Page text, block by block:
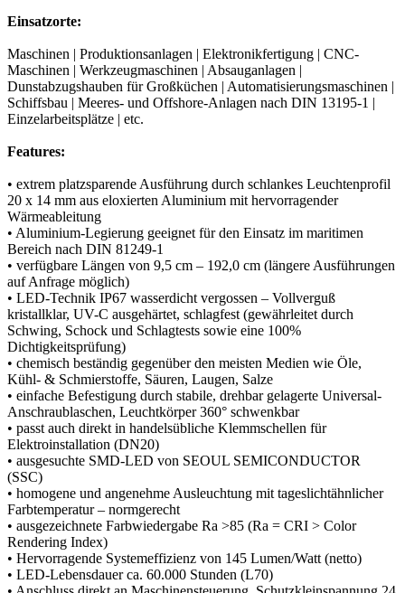
Einsatzorte:
Maschinen | Produktionsanlagen | Elektronikfertigung | CNC-
Maschinen | Werkzeugmaschinen | Absauganlagen |
Dunstabzugshauben für Großküchen | Automatisierungsmaschinen |
Schiffsbau | Meeres- und Offshore-Anlagen nach DIN 13195-1 |
Einzelarbeitsplätze | etc.
Features:
• extrem platzsparende Ausführung durch schlankes Leuchtenprofil
20 x 14 mm aus eloxierten Aluminium mit hervorragender
Wärmeableitung
• Aluminium-Legierung geeignet für den Einsatz im maritimen
Bereich nach DIN 81249-1
• verfügbare Längen von 9,5 cm – 192,0 cm (längere Ausführungen
auf Anfrage möglich)
• LED-Technik IP67 wasserdicht vergossen – Vollverguß
kristallklar, UV-C ausgehärtet, schlagfest (gewährleitet durch
Schwing, Schock und Schlagtests sowie eine 100%
Dichtigkeitsprüfung)
• chemisch beständig gegenüber den meisten Medien wie Öle,
Kühl- & Schmierstoffe, Säuren, Laugen, Salze
• einfache Befestigung durch stabile, drehbar gelagerte Universal-
Anschraublaschen, Leuchtkörper 360° schwenkbar
• passt auch direkt in handelsübliche Klemmschellen für
Elektroinstallation (DN20)
• ausgesuchte SMD-LED von SEOUL SEMICONDUCTOR
(SSC)
• homogene und angenehme Ausleuchtung mit tageslichtähnlicher
Farbtemperatur – normgerecht
• ausgezeichnete Farbwiedergabe Ra >85 (Ra = CRI > Color
Rendering Index)
• Hervorragende Systemeffizienz von 145 Lumen/Watt (netto)
• LED-Lebensdauer ca. 60.000 Stunden (L70)